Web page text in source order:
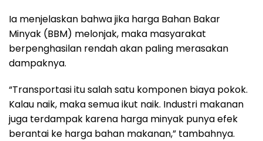
Ia menjelaskan bahwa jika harga Bahan Bakar
Minyak (BBM) melonjak, maka masyarakat
berpenghasilan rendah akan paling merasakan
dampaknya.
“Transportasi itu salah satu komponen biaya pokok.
Kalau naik, maka semua ikut naik. Industri makanan
juga terdampak karena harga minyak punya efek
berantai ke harga bahan makanan,” tambahnya.